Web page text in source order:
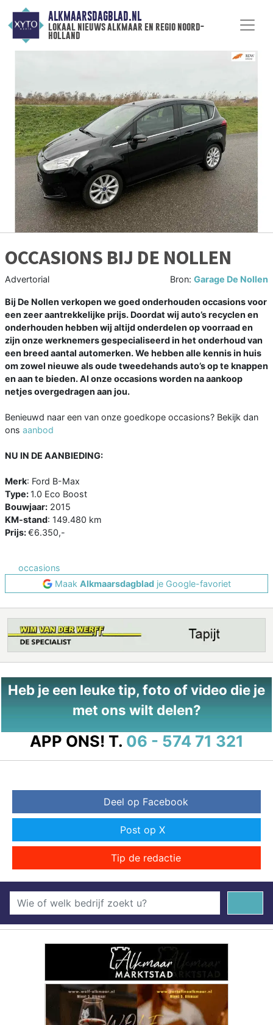
ALKMAARSDAGBLAD.NL
lokaal nieuws alkmaar en regio noord-
holland
OCCASIONS BIJ DE NOLLEN
Advertorial Bron: Garage De Nollen
Bij De Nollen verkopen we goed onderhouden occasions voor
een zeer aantrekkelijke prijs. Doordat wij auto’s recyclen en
onderhouden hebben wij altijd onderdelen op voorraad en
zijn onze werknemers gespecialiseerd in het onderhoud van
een breed aantal automerken. We hebben alle kennis in huis
om zowel nieuwe als oude tweedehands auto’s op te knappen
en aan te bieden. Al onze occasions worden na aankoop
netjes overgedragen aan jou.
Benieuwd naar een van onze goedkope occasions? Bekijk dan
ons aanbod
NU IN DE AANBIEDING:
Merk: Ford B-Max
Type: 1.0 Eco Boost
Bouwjaar: 2015
KM-stand: 149.480 km
Prijs:€6.350,-
occasions
Maak Alkmaarsdagbladje Google-favoriet
Heb je een leuke tip, foto of video die je
met ons wilt delen?
APP ONS! T. 06 - 574 71 321
Deel op Facebook
Post op X
Tip de redactie